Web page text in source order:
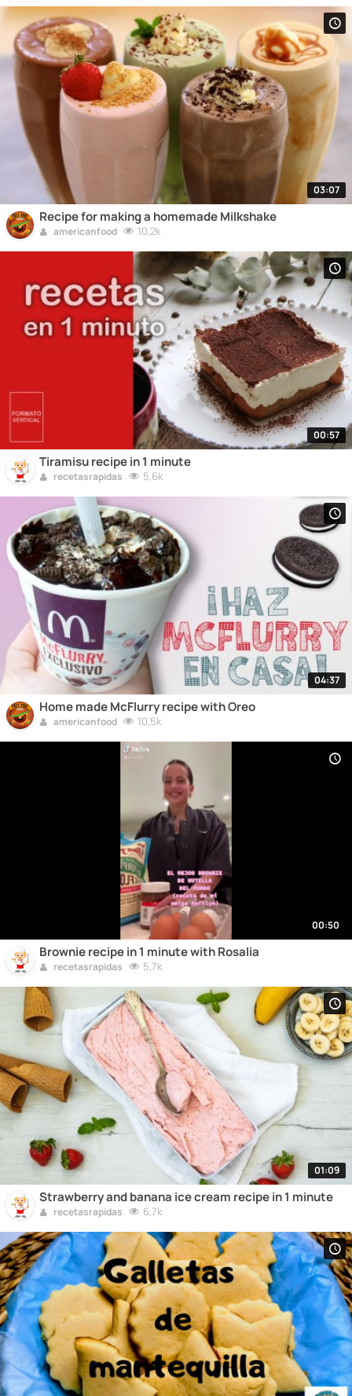
03:07
Recipe for making a homemade Milkshake
americanfood 10,2k
00:57
Tiramisu recipe in 1 minute
recetasrapidas 5,6k
04:37
Home made McFlurry recipe with Oreo
americanfood 10,5k
00:50
Brownie recipe in 1 minute with Rosalia
recetasrapidas 5,7k
01:09
Strawberry and banana ice cream recipe in 1 minute
recetasrapidas 6,7k